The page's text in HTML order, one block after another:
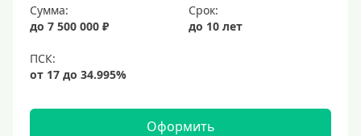
С 23 лет
Сумма:
до 7 500 000 ₽
Срок:
до 10 лет
Оформить